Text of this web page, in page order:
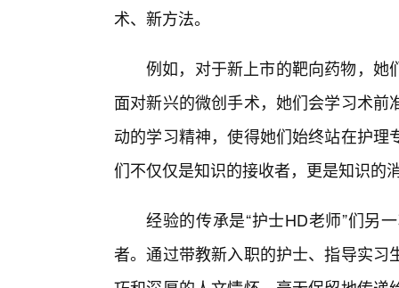
术、新方法。
例如，对于新上市的靶向药物，她
面对新兴的微创手术，她们会学习术
动的学习精神，使得她们始终站在护
们不仅仅是知识的接收者，更是知识的
经验的传承是“护士HD老师”们另
者。通过带教新入职的护士、指导实